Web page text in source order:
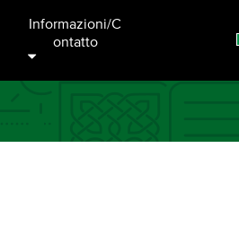
Informazioni/C
Ontatto